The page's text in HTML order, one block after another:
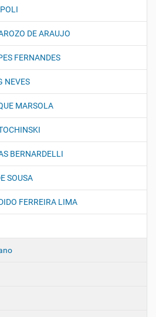
DE ARAUJO
FERNANDES
NEVES
MARSOLA
BERNARDELLI
SOUSA
FERREIRA LIMA